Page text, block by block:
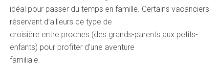
idéal pour passer du temps en famille. Certains vacanciers
réservent d’ailleurs ce type de
croisière entre proches (des grands-parents aux petits-
enfants) pour profiter d’une aventure
familiale.